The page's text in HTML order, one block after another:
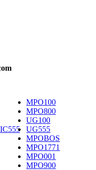
MPO100
MPO800
UG100
UG555
MPOBOS
MPO1771
MPO001
MPO900